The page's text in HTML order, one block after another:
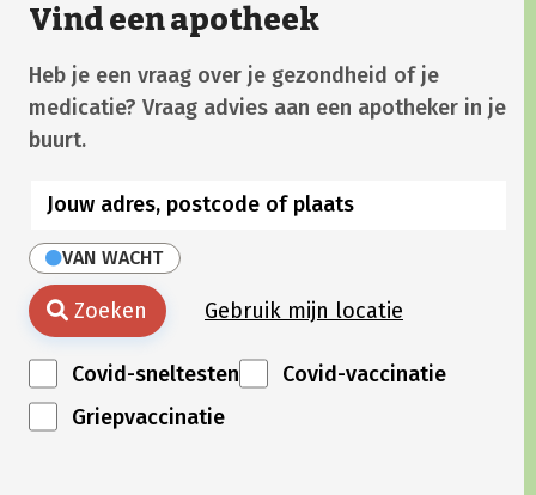
Vind een apotheek
Heb je een vraag over je gezondheid of je
medicatie? Vraag advies aan een apotheker in je
buurt.
VAN WACHT
Zoeken Gebruik mijn locatie
Covid-sneltesten
Covid-vaccinatie
Griepvaccinatie